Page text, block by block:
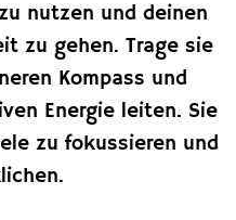
nutzen und deinen
zu gehen. Trage sie
Kompass und
Energie leiten. Sie
zu fokussieren und